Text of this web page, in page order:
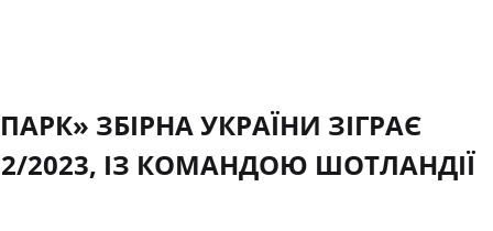
ЗБІРНА УКРАЇНИ ЗІГРАЄ
2023, ІЗ КОМАНДОЮ ШОТЛАНДІЇ